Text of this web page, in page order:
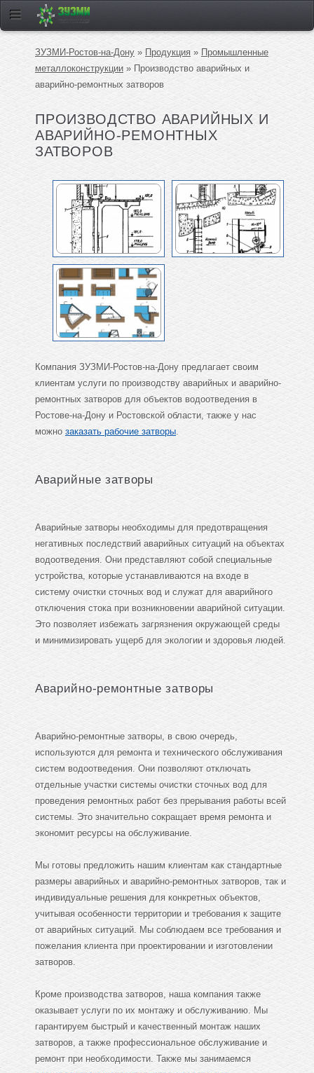
ЗУЗМИ-Ростов-на-Дону » Продукция » Промышленные
металлоконструкции » Производство аварийных и
аварийно-ремонтных затворов
ПРОИЗВОДСТВО АВАРИЙНЫХ И
АВАРИЙНО-РЕМОНТНЫХ
ЗАТВОРОВ
Компания ЗУЗМИ-Ростов-на-Дону предлагает своим
клиентам услуги по производству аварийных и аварийно-
ремонтных затворов для объектов водоотведения в
Ростове-на-Дону и Ростовской области, также у нас
можно заказать рабочие затворы.
Аварийные затворы
Аварийные затворы необходимы для предотвращения
негативных последствий аварийных ситуаций на объектах
водоотведения. Они представляют собой специальные
устройства, которые устанавливаются на входе в
систему очистки сточных вод и служат для аварийного
отключения стока при возникновении аварийной ситуации.
Это позволяет избежать загрязнения окружающей среды
и минимизировать ущерб для экологии и здоровья людей.
Аварийно-ремонтные затворы
Аварийно-ремонтные затворы, в свою очередь,
используются для ремонта и технического обслуживания
систем водоотведения. Они позволяют отключать
отдельные участки системы очистки сточных вод для
проведения ремонтных работ без прерывания работы всей
системы. Это значительно сокращает время ремонта и
экономит ресурсы на обслуживание.
Мы готовы предложить нашим клиентам как стандартные
размеры аварийных и аварийно-ремонтных затворов, так и
индивидуальные решения для конкретных объектов,
учитывая особенности территории и требования к защите
от аварийных ситуаций. Мы соблюдаем все требования и
пожелания клиента при проектировании и изготовлении
затворов.
Кроме производства затворов, наша компания также
оказывает услуги по их монтажу и обслуживанию. Мы
гарантируем быстрый и качественный монтаж наших
затворов, а также профессиональное обслуживание и
ремонт при необходимости. Также мы занимаемся